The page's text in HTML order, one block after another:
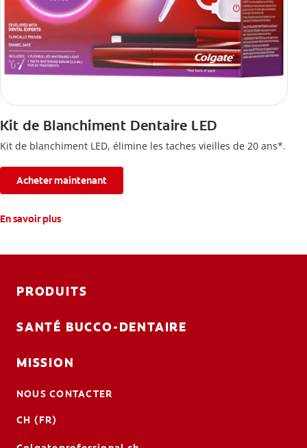
Kit de Blanchiment Dentaire LED
Kit de blanchiment LED, élimine les taches vieilles de 20 ans*.
Acheter maintenant
En savoir plus
PRODUITS
SANTÉ BUCCO-DENTAIRE
MISSION
NOUS CONTACTER
CH (FR)